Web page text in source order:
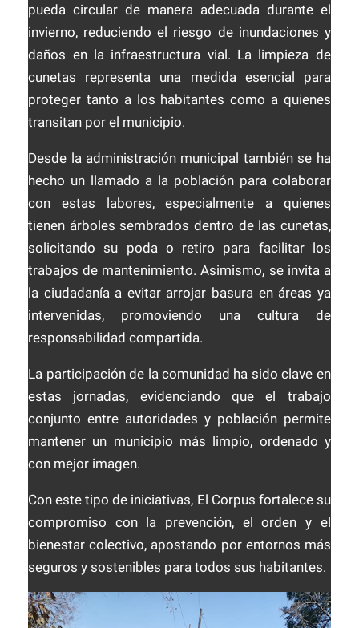
pueda circular de manera adecuada durante el
invierno, reduciendo el riesgo de inundaciones y
daños en la infraestructura vial. La limpieza de
cunetas representa una medida esencial para
proteger tanto a los habitantes como a quienes
transitan por el municipio.
Desde la administración municipal también se ha
hecho un llamado a la población para colaborar
con estas labores, especialmente a quienes
tienen árboles sembrados dentro de las cunetas,
solicitando su poda o retiro para facilitar los
trabajos de mantenimiento. Asimismo, se invita a
la ciudadanía a evitar arrojar basura en áreas ya
intervenidas, promoviendo una cultura de
responsabilidad compartida.
La participación de la comunidad ha sido clave en
estas jornadas, evidenciando que el trabajo
conjunto entre autoridades y población permite
mantener un municipio más limpio, ordenado y
con mejor imagen.
Con este tipo de iniciativas, El Corpus fortalece su
compromiso con la prevención, el orden y el
bienestar colectivo, apostando por entornos más
seguros y sostenibles para todos sus habitantes.